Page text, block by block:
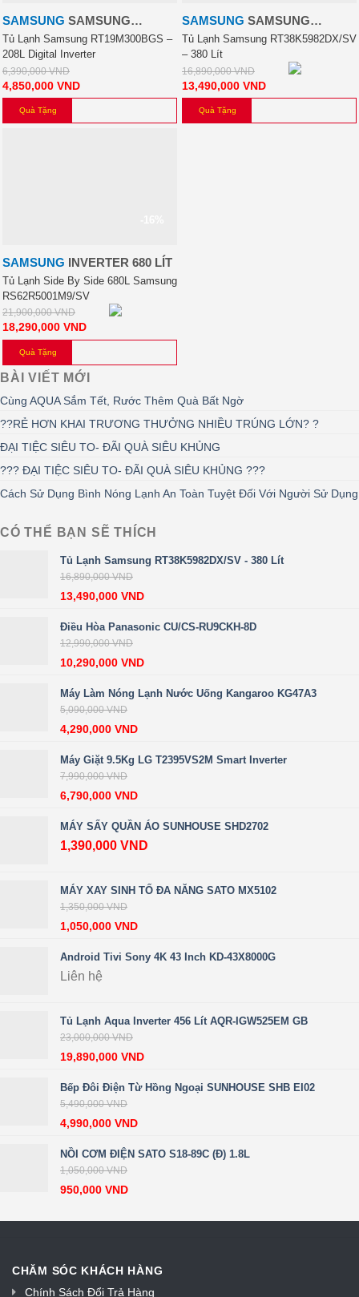
SAMSUNG SAMSUNG
INVERTER 208 LÍT
Tủ Lạnh Samsung RT19M300BGS –
208L Digital Inverter
6,390,000VND
4,850,000 VND
Quà Tặng
SAMSUNG SAMSUNG
INVERTER 380 LÍT
Tủ Lạnh Samsung RT38K5982DX/SV
– 380 Lít
16,890,000VND
13,490,000 VND
Quà Tặng
SAMSUNG INVERTER 680 LÍT
Tủ Lạnh Side By Side 680L Samsung
RS62R5001M9/SV
21,900,000VND
18,290,000 VND
Quà Tặng
BÀI VIẾT MỚI
Cùng AQUA Sắm Tết, Rước Thêm Quà Bất Ngờ
??RẺ HƠN KHAI TRƯƠNG THƯỞNG NHIỀU TRÚNG LỚN? ?
ĐẠI TIỆC SIÊU TO- ĐÃI QUÀ SIÊU KHỦNG
??? ĐẠI TIỆC SIÊU TO- ĐÃI QUÀ SIÊU KHỦNG ???
Cách Sử Dụng Bình Nóng Lạnh An Toàn Tuyệt Đối Với Người Sử Dụng
CÓ THỂ BẠN SẼ THÍCH
Tủ Lạnh Samsung RT38K5982DX/SV - 380 Lít
16,890,000VND
13,490,000 VND
Điều Hòa Panasonic CU/CS-RU9CKH-8D
12,990,000VND
10,290,000 VND
Máy Làm Nóng Lạnh Nước Uống Kangaroo KG47A3
5,090,000VND
4,290,000 VND
Máy Giặt 9.5Kg LG T2395VS2M Smart Inverter
7,990,000VND
6,790,000 VND
MÁY SẤY QUẦN ÁO SUNHOUSE SHD2702
1,390,000 VND
MÁY XAY SINH TỐ ĐA NĂNG SATO MX5102
1,350,000VND
1,050,000 VND
Android Tivi Sony 4K 43 Inch KD-43X8000G
Liên hệ
Tủ Lạnh Aqua Inverter 456 Lít AQR-IGW525EM GB
23,000,000VND
19,890,000 VND
Bếp Đôi Điện Từ Hồng Ngoại SUNHOUSE SHB EI02
5,490,000VND
4,990,000 VND
NỒI CƠM ĐIỆN SATO S18-89C (Đ) 1.8L
1,050,000VND
950,000 VND
CHĂM SÓC KHÁCH HÀNG
Chính Sách Đổi Trả Hàng